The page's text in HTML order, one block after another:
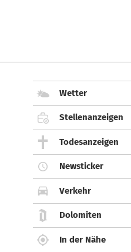
Wetter
Stellenanzeigen
Todesanzeigen
Newsticker
Verkehr
Dolomiten
In der Nähe